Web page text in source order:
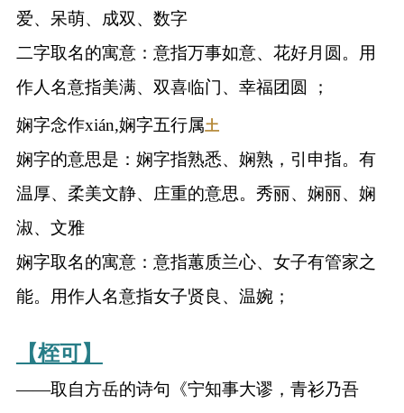
爱、呆萌、成双、数字
二字取名的寓意：意指万事如意、花好月圆。用
作人名意指美满、双喜临门、幸福团圆 ；
娴字念作xián,娴字五行属土
娴字的意思是：娴字指熟悉、娴熟，引申指。有
温厚、柔美文静、庄重的意思。秀丽、娴丽、娴
淑、文雅
娴字取名的寓意：意指蕙质兰心、女子有管家之
能。用作人名意指女子贤良、温婉；
【桎可】
——取自方岳的诗句《宁知事大谬，青衫乃吾